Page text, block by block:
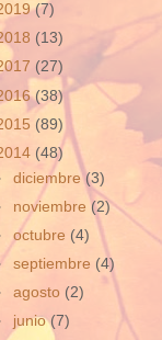
(7)
(13)
(27)
(38)
(89)
(48)
diciembre (3)
noviembre(2)
octubre (4)
septiembre (4)
agosto (2)
junio(7)